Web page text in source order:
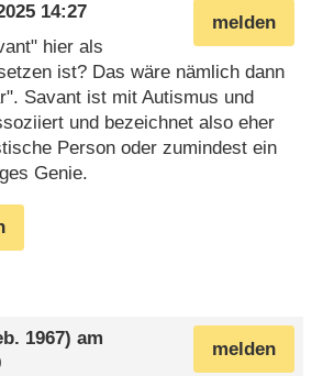
melden
14:27
hier als
ist? Das wäre nämlich dann
Savant ist mit Autismus und
und bezeichnet also eher
Person oder zumindest ein
Genie.
melden
1967) am